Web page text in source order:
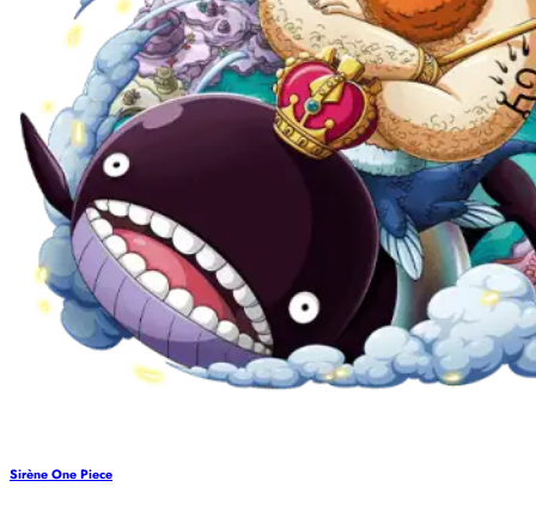
Sirène One Piece